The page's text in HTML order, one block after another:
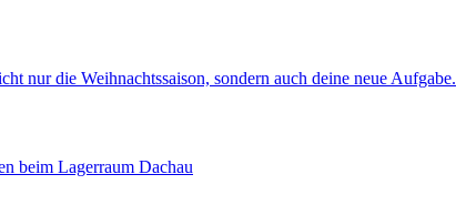
nur die Weihnachtssaison, sondern auch deine neue Aufgabe.
beim Lagerraum Dachau